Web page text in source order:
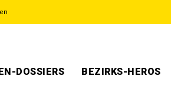
DOSSIERS BEZIRKS-HEROS